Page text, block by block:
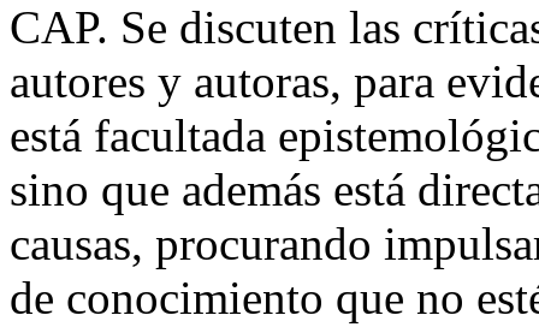
CAP. Se discuten las
autores y autoras, para
está facultada
sino que además está
causas, procurando
de conocimiento que no